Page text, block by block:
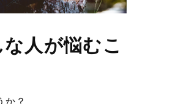
人が悩むこ
？